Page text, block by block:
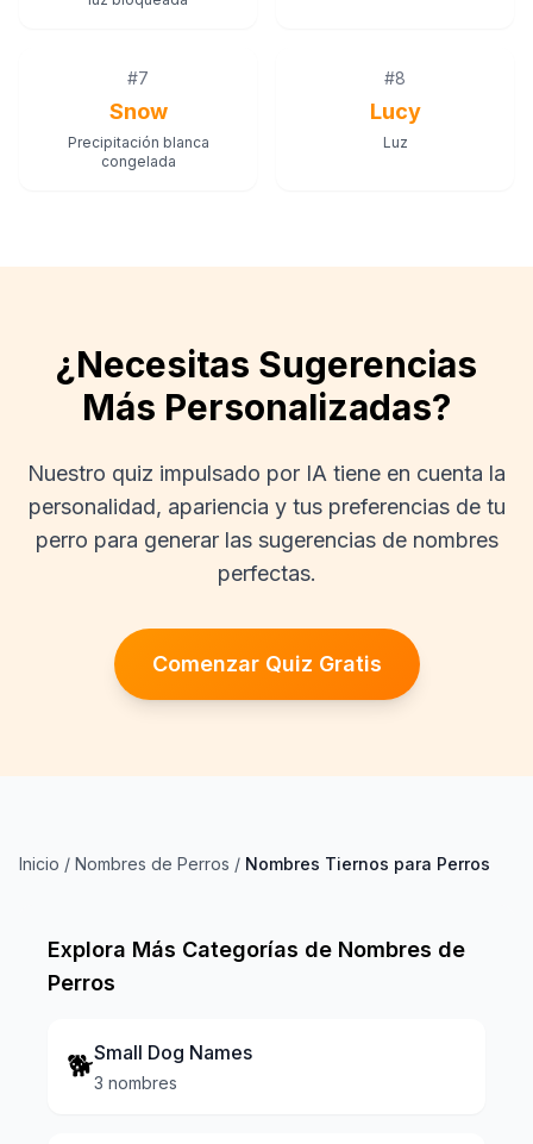
#7
Snow
Precipitación blanca
congelada
#8
Lucy
Luz
¿Necesitas Sugerencias
Más Personalizadas?
Nuestro quiz impulsado por IA tiene en cuenta la
personalidad, apariencia y tus preferencias de tu
perro para generar las sugerencias de nombres
perfectas.
Comenzar Quiz Gratis
Inicio / Nombres de Perros / Nombres Tiernos para Perros
Explora Más Categorías de Nombres de
Perros
🐕Small Dog Names
3 nombres